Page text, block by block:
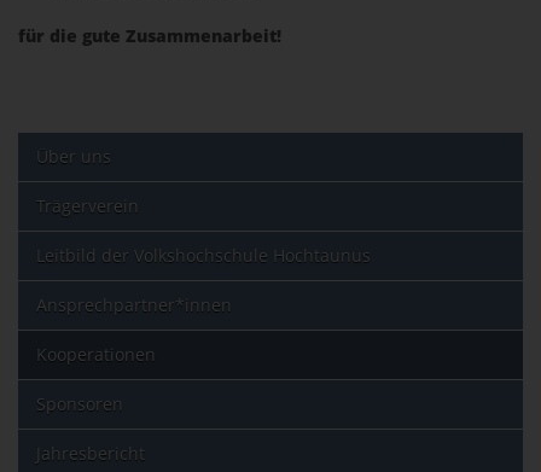
für die gute Zusammenarbeit!
Über uns
Trägerverein
Leitbild der Volkshochschule Hochtaunus
Ansprechpartner*innen
Kooperationen
Sponsoren
Jahresbericht